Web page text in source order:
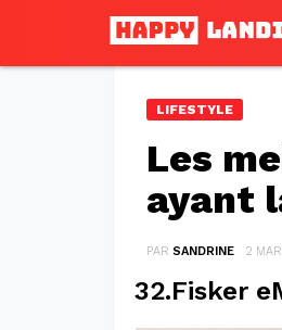
LIFESTYLE
Les
ayant
PAR SANDRINE 2 MAR
32.Fisker